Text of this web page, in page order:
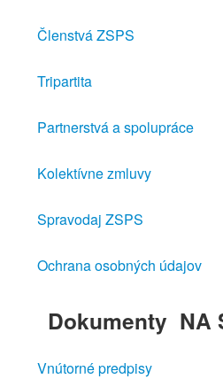
Členstvá ZSPS
Tripartita
Partnerstvá a spolupráce
Kolektívne zmluvy
Spravodaj ZSPS
Ochrana osobných údajov
Dokumenty NA
Vnútorné predpisy